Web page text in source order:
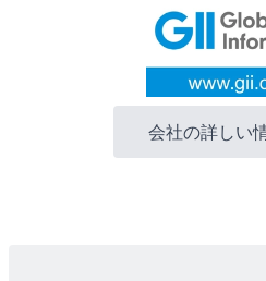
会社の詳しい